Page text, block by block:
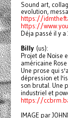
Sound art,
evolution,
https://
https://
Déja passé il y
Billy(us):
Projet de Noise
américaine
Une prose qui
dépression et
son brutal. Une
industriel et
https://
IMAGE par